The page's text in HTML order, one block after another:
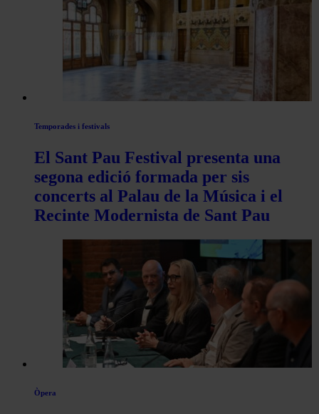
Temporades i festivals
El Sant Pau Festival presenta una
segona edició formada per sis
concerts al Palau de la Música i el
Recinte Modernista de Sant Pau
Òpera